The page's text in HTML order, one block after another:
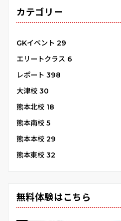
カテゴリー
GKイベント 29
エリートクラス 6
レポート 398
大津校 30
熊本北校 18
熊本南校 5
熊本本校 29
熊本東校 32
無料体験はこちら